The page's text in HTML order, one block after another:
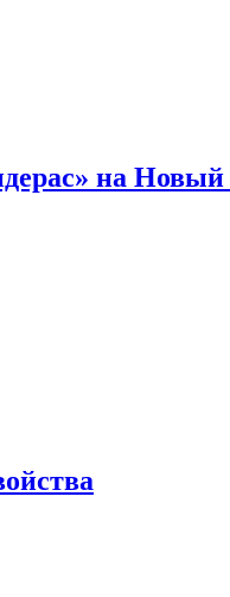
на Новый